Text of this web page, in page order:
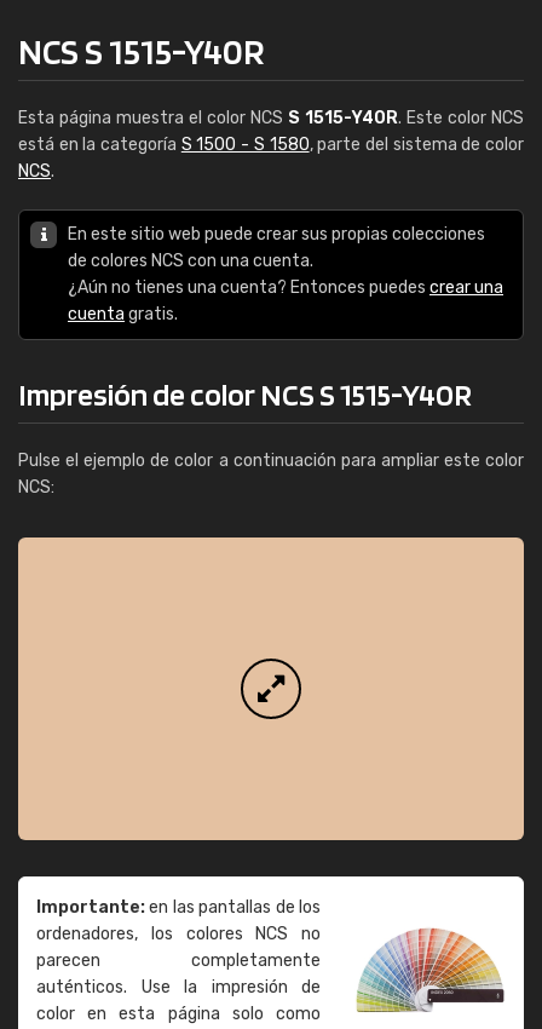
NCS S 1515-Y40R
Esta página muestra el color NCS S 1515-Y40R. Este color NCS
está en la categoría S 1500 - S 1580, parte del sistema de color
NCS.
En este sitio web puede crear sus propias colecciones
de colores NCS con una cuenta.
¿Aún no tienes una cuenta? Entonces puedes crear una
cuenta gratis.
Impresión de color NCS S 1515-Y40R
Pulse el ejemplo de color a continuación para ampliar este color
NCS:
Importante:en las pantallas de los
ordenadores, los colores NCS no
parecen completamente
auténticos. Use la impresión de
color en esta página solo como